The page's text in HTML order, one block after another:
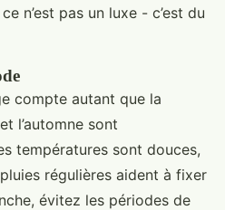
n’est pas un luxe - c’est du
compte autant que la
l’automne sont
températures sont douces,
régulières aident à fixer
évitez les périodes de